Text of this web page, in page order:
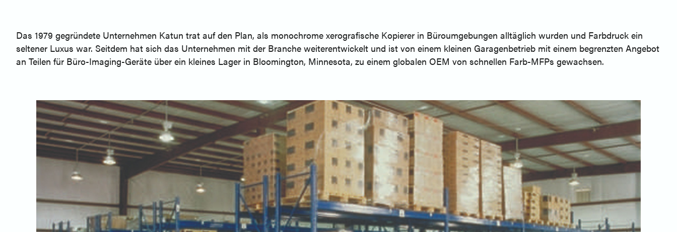
Das 1979 gegründete Unternehmen Katun trat auf den Plan, als monochrome xerografische Kopierer in Büroumgebungen alltäglich wurden und Farbdruck ein
seltener Luxus war. Seitdem hat sich das Unternehmen mit der Branche weiterentwickelt und ist von einem kleinen Garagenbetrieb mit einem begrenzten Angebot
an Teilen für Büro-Imaging-Geräte über ein kleines Lager in Bloomington, Minnesota, zu einem globalen OEM von schnellen Farb-MFPs gewachsen.